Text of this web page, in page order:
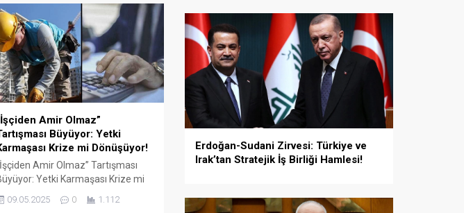
Amir Olmaz”
Büyüyor: Yetki
Krize mi Dönüşüyor!
Amir Olmaz” Tartışması
Yetki Karmaşası Krize mi
arasında büyüyen “yetki
09.05.2025 0 1.112
Erdoğan-Sudani Zirvesi: Türkiye ve
Irak’tan Stratejik İş Birliği Hamlesi!